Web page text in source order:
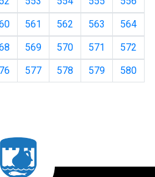
561 562 563
564
569 570 571
572
577 578 579
580